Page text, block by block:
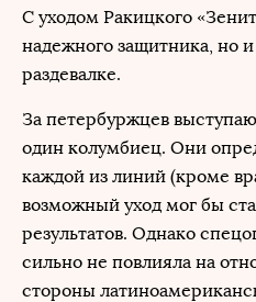
С уходом Ракицкого
надежного защитника, но
раздевалке.
За петербуржцев
один колумбиец. Они
каждой из линий (кроме
возможный уход мог бы
результатов. Однако
сильно не повлияла на
стороны